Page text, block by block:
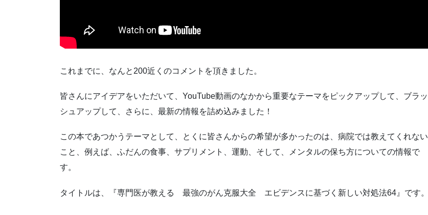
これまでに、なんと200近くのコメントを頂きました。
皆さんにアイデアをいただいて、YouTube動画のなかから重要なテーマをピックアップして、ブラッ
シュアップして、さらに、最新の情報を詰め込みました！
この本であつかうテーマとして、とくに皆さんからの希望が多かったのは、病院では教えてくれない
こと、例えば、ふだんの食事、サプリメント、運動、そして、メンタルの保ち方についての情報で
す。
タイトルは、『専門医が教える 最強のがん克服大全 エビデンスに基づく新しい対処法64』です。